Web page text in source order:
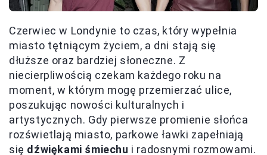
Czerwiec w Londynie to czas, który wypełnia
miasto tętniącym życiem, a dni stają się
dłuższe oraz bardziej słoneczne. Z
niecierpliwością czekam każdego roku na
moment, w którym mogę przemierzać ulice,
poszukując nowości kulturalnych i
artystycznych. Gdy pierwsze promienie słońca
rozświetlają miasto, parkowe ławki zapełniają
się dźwiękami śmiechu i radosnymi rozmowami.